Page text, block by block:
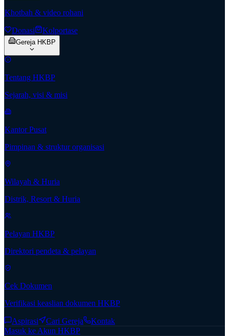
Khotbah & video rohani
Donasi Kolportase
Gereja HKBP
Tentang HKBP
Sejarah, visi & misi
Kantor Pusat
Pimpinan & struktur organisasi
Wilayah & Huria
Distrik, Resort & Huria
Pelayan HKBP
Direktori pendeta & pelayan
Cek Dokumen
Verifikasi keaslian dokumen HKBP
Aspirasi Cari Gereja
Kontak
Masuk ke Akun HKBP